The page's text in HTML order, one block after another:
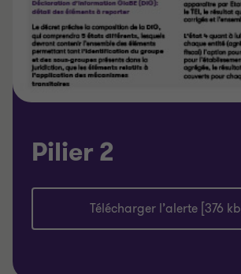
Pilier 2
Télécharger l’alerte [376 kb]